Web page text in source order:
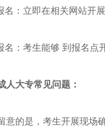
：立即在相关网站开展
考生能够 到报名点开
大专常见问题：
的是，考生开展现场确